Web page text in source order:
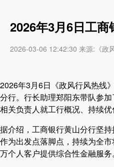
2026年3月6日工
2026-03-06 12:42:30 来源:《政
2026年3月6日《政风行风热线
分行。行长助理郑阳东带队参
相关负责人就工行概况、持续优
据介绍，工商银行黄山分行坚
作为出发点落脚点，持续为全
万个人客户提供综合性金融服务。